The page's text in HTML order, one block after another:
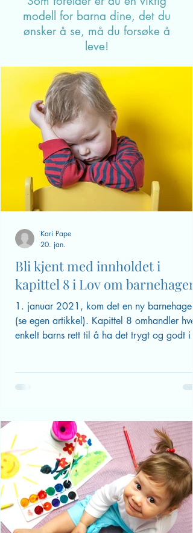
måte.
Som forelder er du en viktig
modell for barna dine, det du
leve!
Bli kjent med innholdet i
kapittel 8 i Lov om barnehager
1. januar 2021, kom det en ny
foreldre ikke kjenner til innholdet i den nye
kjent med barnets rettigheter!
01.01.21. - kapittel 8 – psykososialt
barnehagemiljø. § 41.Nulltoleranse og
forebyggende arbeid Barnehagen skal ikke
godta krenkelser som for eksempel
utestenging, m
Kari Pape
20. jan.